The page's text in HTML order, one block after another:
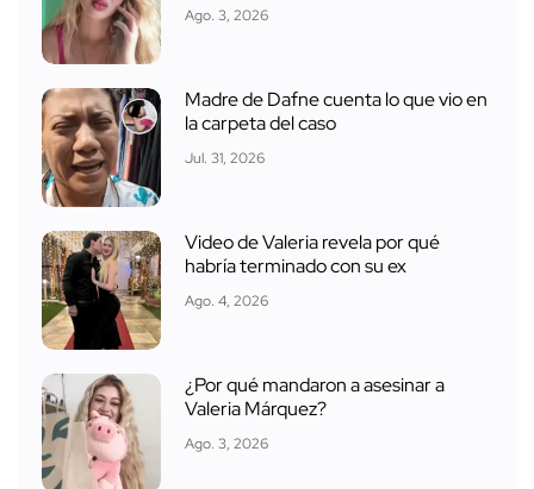
Ago. 3, 2026
Madre de Dafne cuenta lo que vio en
la carpeta del caso
Jul. 31, 2026
Video de Valeria revela por qué
habría terminado con su ex
Ago. 4, 2026
¿Por qué mandaron a asesinar a
Valeria Márquez?
Ago. 3, 2026